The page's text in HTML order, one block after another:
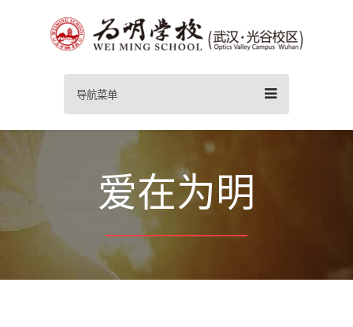
导航菜单
爱在为明